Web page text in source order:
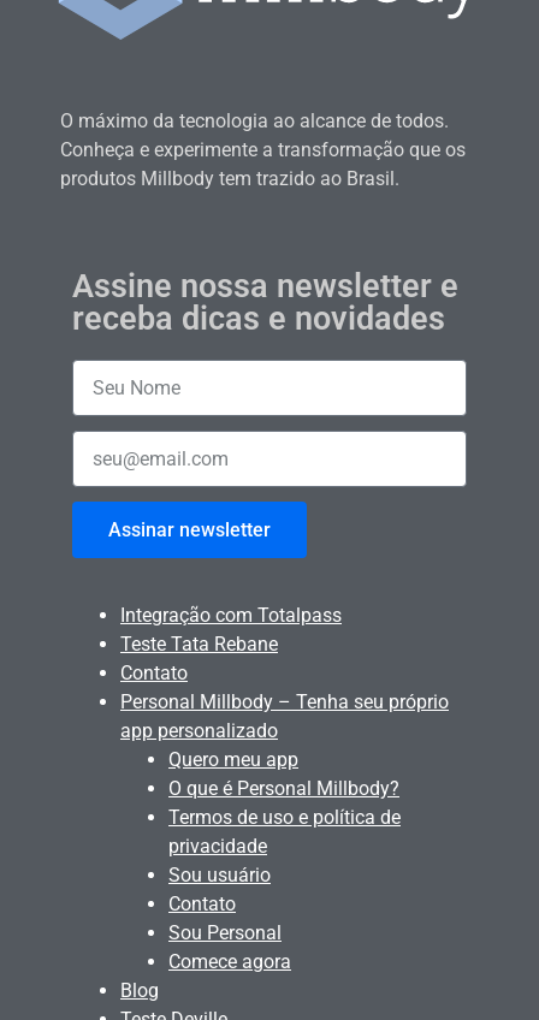
O máximo da tecnologia ao alcance de todos.
Conheça e experimente a transformação que os
produtos Millbody tem trazido ao Brasil.
Assine nossa newsletter e
receba dicas e novidades
Assinar newsletter
Integração com Totalpass
Teste Tata Rebane
Contato
Personal Millbody – Tenha seu próprio
app personalizado
Quero meu app
O que é Personal Millbody?
Termos de uso e política de
privacidade
Sou usuário
Contato
Sou Personal
Comece agora
Blog